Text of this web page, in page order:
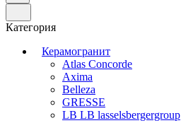
Категория
Керамогранит
Atlas Concorde
Axima
Belleza
GRESSE
LB LB lasselsbergergroup